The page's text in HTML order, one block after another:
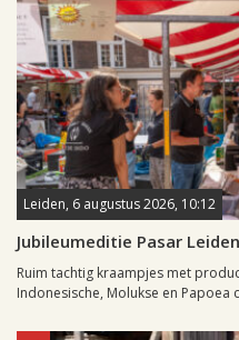
Leiden, 6 augustus 2026, 10:12
Jubileumeditie Pasar
Ruim tachtig kraampjes met
Indonesische, Molukse en Papoea